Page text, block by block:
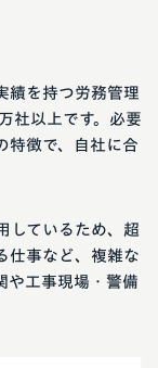
績を持つ労務管理
社以上です。必要
特徴で、自社に合
しているため、超
仕事など、複雑な
や工事現場・警備